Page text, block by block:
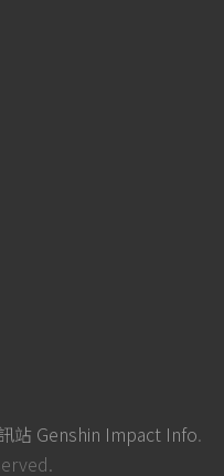
站 Genshin Impact Info.